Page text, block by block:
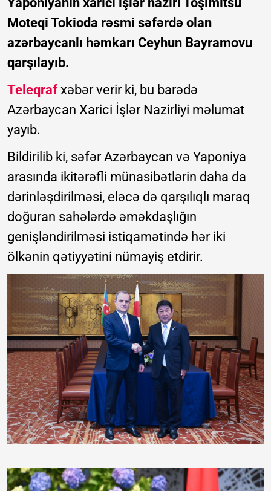
Moteqi Tokioda rəsmi səfərdə olan
azərbaycanlı həmkarı Ceyhun Bayramovu
qarşılayıb.
Teleqraf xəbər verir ki, bu barədə
Azərbaycan Xarici İşlər Nazirliyi məlumat
yayıb.
Bildirilib ki, səfər Azərbaycan və Yaponiya
arasında ikitərəfli münasibətlərin daha da
dərinləşdirilməsi, eləcə də qarşılıqlı maraq
doğuran sahələrdə əməkdaşlığın
genişləndirilməsi istiqamətində hər iki
ölkənin qətiyyətini nümayiş etdirir.